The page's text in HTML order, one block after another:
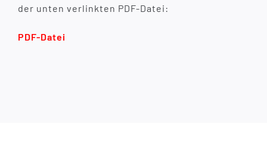
der unten verlinkten PDF-Datei:
PDF-Datei